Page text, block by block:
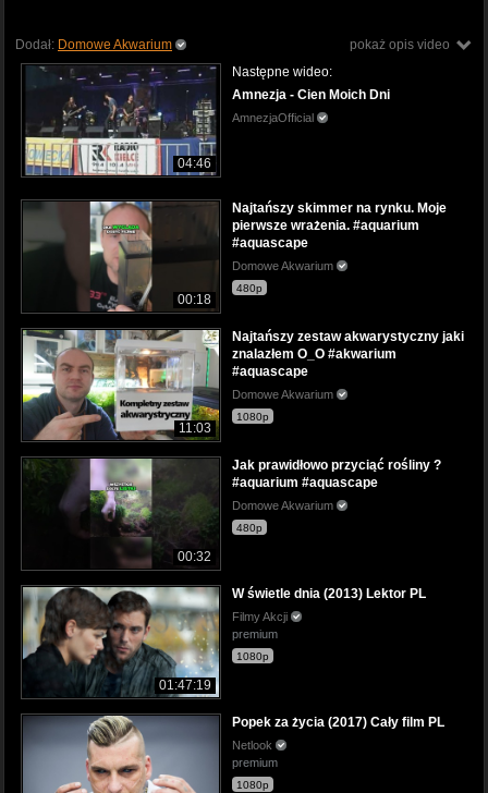
pokaż opis video
Dodał: Domowe Akwarium
04:46
Następne wideo:
Amnezja - Cien Moich Dni
AmnezjaOfficial
00:18
Najtańszy skimmer na rynku. Moje
pierwsze wrażenia. #aquarium
#aquascape
Domowe Akwarium
480p
11:03
Najtańszy zestaw akwarystyczny jaki
znalazłem O_O #akwarium
#aquascape
Domowe Akwarium
1080p
00:32
Jak prawidłowo przyciąć rośliny ?
#aquarium #aquascape
Domowe Akwarium
480p
01:47:19
W świetle dnia (2013) Lektor PL
Filmy Akcji
premium
1080p
Popek za życia (2017) Cały film PL
Netlook
premium
1080p